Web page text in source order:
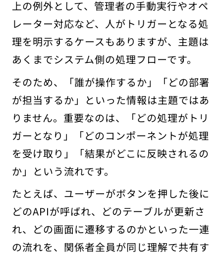
上の例外として、管理者の手動実行やオペ
レーター対応など、人がトリガーとなる処
理を明示するケースもありますが、主題は
あくまでシステム側の処理フローです。
そのため、「誰が操作するか」「どの部署
が担当するか」といった情報は主題ではあ
りません。重要なのは、「どの処理がトリ
ガーとなり」「どのコンポーネントが処理
を受け取り」「結果がどこに反映されるの
か」という流れです。
たとえば、ユーザーがボタンを押した後に
どのAPIが呼ばれ、どのテーブルが更新さ
れ、どの画面に遷移するのかといった一連
の流れを、関係者全員が同じ理解で共有す